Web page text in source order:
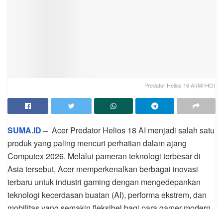
Predator Helios 16 AI(MI/HO)
SUMA.ID– Acer Predator Helios 18 AI menjadi salah satu
produk yang paling mencuri perhatian dalam ajang
Computex 2026. Melalui pameran teknologi terbesar di
Asia tersebut, Acer memperkenalkan berbagai inovasi
terbaru untuk industri gaming dengan mengedepankan
teknologi kecerdasan buatan (AI), performa ekstrem, dan